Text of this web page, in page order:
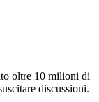
oltre 10 milioni di
discussioni.